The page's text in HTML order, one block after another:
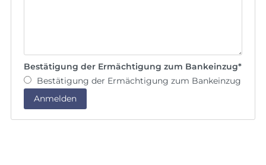
Bestätigung der Ermächtigung zum Bankeinzug*
Bestätigung der Ermächtigung zum Bankeinzug